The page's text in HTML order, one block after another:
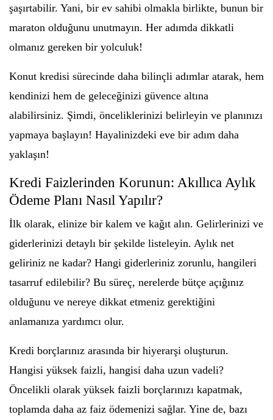
şaşırtabilir. Yani, bir ev sahibi olmakla birlikte, bunun bir
maraton olduğunu unutmayın. Her adımda dikkatli
olmanız gereken bir yolculuk!
Konut kredisi sürecinde daha bilinçli adımlar atarak, hem
kendinizi hem de geleceğinizi güvence altına
alabilirsiniz. Şimdi, önceliklerinizi belirleyin ve planınızı
yapmaya başlayın! Hayalinizdeki eve bir adım daha
yaklaşın!
Kredi Faizlerinden Korunun: Akıllıca Aylık
Ödeme Planı Nasıl Yapılır?
İlk olarak, elinize bir kalem ve kağıt alın. Gelirlerinizi ve
giderlerinizi detaylı bir şekilde listeleyin. Aylık net
geliriniz ne kadar? Hangi giderleriniz zorunlu, hangileri
tasarruf edilebilir? Bu süreç, nerelerde bütçe açığınız
olduğunu ve nereye dikkat etmeniz gerektiğini
anlamanıza yardımcı olur.
Kredi borçlarınız arasında bir hiyerarşi oluşturun.
Hangisi yüksek faizli, hangisi daha uzun vadeli?
Öncelikli olarak yüksek faizli borçlarınızı kapatmak,
toplamda daha az faiz ödemenizi sağlar. Yine de, bazı